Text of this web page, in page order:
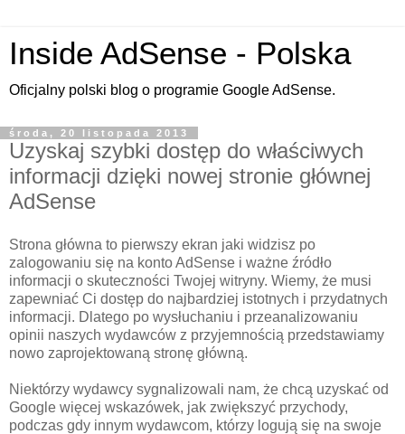
Inside AdSense - Polska
Oficjalny polski blog o programie Google AdSense.
środa, 20 listopada 2013
Uzyskaj szybki dostęp do właściwych
informacji dzięki nowej stronie głównej
AdSense
Strona główna to pierwszy ekran jaki widzisz po
zalogowaniu się na konto AdSense i ważne źródło
informacji o skuteczności Twojej witryny. Wiemy, że musi
zapewniać Ci dostęp do najbardziej istotnych i przydatnych
informacji. Dlatego po wysłuchaniu i przeanalizowaniu
opinii naszych wydawców z przyjemnością przedstawiamy
nowo zaprojektowaną stronę główną.
Niektórzy wydawcy sygnalizowali nam, że chcą uzyskać od
Google więcej wskazówek, jak zwiększyć przychody,
podczas gdy innym wydawcom, którzy logują się na swoje